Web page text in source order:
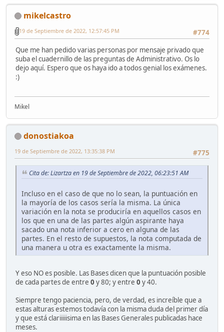
mikelcastro
#774
19 de Septiembre de 2022, 12:57:45 PM
Que me han pedido varias personas por mensaje privado que
suba el cuadernillo de las preguntas de Administrativo. Os lo
dejo aquí. Espero que os haya ido a todos genial los exámenes.
:)
Mikel
donostiakoa
#775
19 de Septiembre de 2022, 13:35:38 PM
Cita de: Lizartza en 19 de Septiembre de 2022, 06:23:51 AM
Incluso en el caso de que no lo sean, la puntuación en
la mayoría de los casos sería la misma. La única
variación en la nota se produciría en aquellos casos en
los que en una de las partes algún aspirante haya
sacado una nota inferior a cero en alguna de las
partes. En el resto de supuestos, la nota computada de
una manera u otra es exactamente la misma.
Y eso NO es posible. Las Bases dicen que la puntuación posible
de cada partes de entre 0 y 80; y entre 0 y 40.
Siempre tengo paciencia, pero, de verdad, es increíble que a
estas alturas estemos todavía con la misma duda del primer día
y que está clariiiiisima en las Bases Generales publicadas hace
meses.